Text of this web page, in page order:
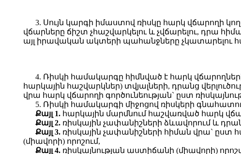
3. Սույն կարգի իմաստով ռիսկը հարկ վճարողի
վճարները ճիշտ չհաշվարկելու և չվճարելու, դրա
այլ իրավական ակտերի պահանջները չկատարելու
4. Ռիսկի համակարգը հիմնված է հարկ
հարկային հաշվարկներ) տվյալների, դրանց
վրա հարկ վճարողի գործունեության` ըստ
5. Ռիսկի համակարգի միջոցով ռիսկերի
Քայլ 1. հարկային մարմնում հաշվառված հարկ
Քայլ 2. ռիսկային չափանիշների ձևավորում և
Քայլ 3. ռիսկային չափանիշների հիման վրա` ըստ
(միավորի) որոշում,
Քայլ 4. ռիսկայնության աստիճանի (միավորի)